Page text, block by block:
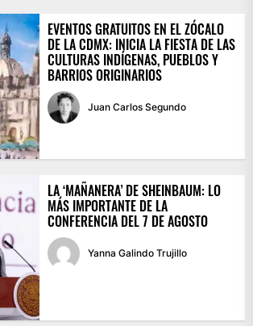
EVENTOS GRATUITOS EN EL ZÓCALO
DE LA CDMX: INICIA LA FIESTA DE LAS
CULTURAS INDÍGENAS, PUEBLOS Y
BARRIOS ORIGINARIOS
Juan Carlos Segundo
LA ‘MAÑANERA’ DE SHEINBAUM: LO
MÁS IMPORTANTE DE LA
CONFERENCIA DEL 7 DE AGOSTO
Yanna Galindo Trujillo